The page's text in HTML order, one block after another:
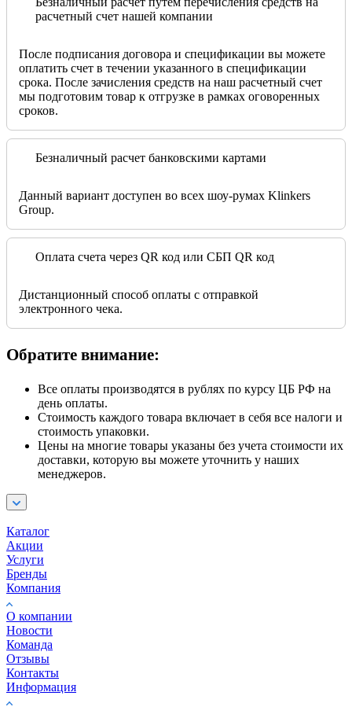
расчетный счет нашей компании
После подписания договора и спецификации вы можете
оплатить счет в течении указанного в спецификации
срока. После зачисления средств на наш расчетный счет
мы подготовим товар к отгрузке в рамках оговоренных
сроков.
Безналичный расчет банковскими картами
Данный вариант доступен во всех шоу-румах Klinkers
Group.
Оплата счета через QR код или СБП QR код
Дистанционный способ оплаты с отправкой
электронного чека.
Обратите внимание:
Все оплаты производятся в рублях по курсу ЦБ РФ на
день оплаты.
Стоимость каждого товара включает в себя все налоги и
стоимость упаковки.
Цены на многие товары указаны без учета стоимости их
доставки, которую вы можете уточнить у наших
менеджеров.
Каталог
Акции
Услуги
Бренды
Компания
О компании
Новости
Команда
Отзывы
Контакты
Информация